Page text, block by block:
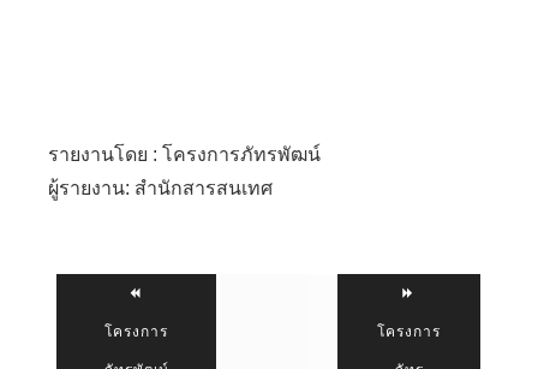
รายงานโดย : โครงการภัทรพัฒน์
ผู้รายงาน: สำนักสารสนเทศ
โครงการ โครงการ